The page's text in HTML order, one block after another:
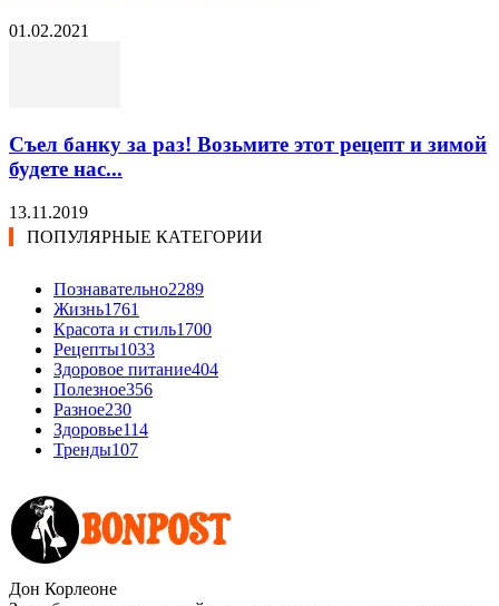
01.02.2021
Съел банку за раз! Возьмите этот рецепт и зимой
будете нас...
13.11.2019
ПОПУЛЯРНЫЕ КАТЕГОРИИ
Познавательно2289
Жизнь1761
Красота и стиль1700
Рецепты1033
Здоровое питание404
Полезное356
Разное230
Здоровье114
Тренды107
Дон Корлеоне